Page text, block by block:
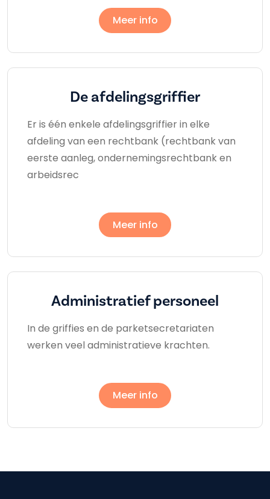
Meer info
De afdelingsgriffier
Er is één enkele afdelingsgriffier in elke
afdeling van een rechtbank (rechtbank van
eerste aanleg, ondernemingsrechtbank en
arbeidsrec
Meer info
Administratief personeel
In de griffies en de parketsecretariaten
werken veel administratieve krachten.
Meer info